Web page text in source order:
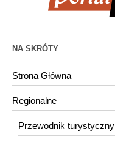
NA SKRÓTY
Strona Główna
Regionalne
Przewodnik turystyczny